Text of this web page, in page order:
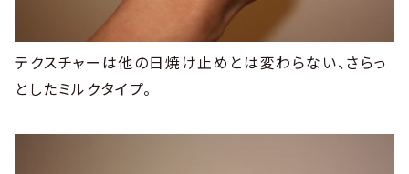
テクスチャーは他の日焼け止めとは変わらない、さらっ
としたミルクタイプ。